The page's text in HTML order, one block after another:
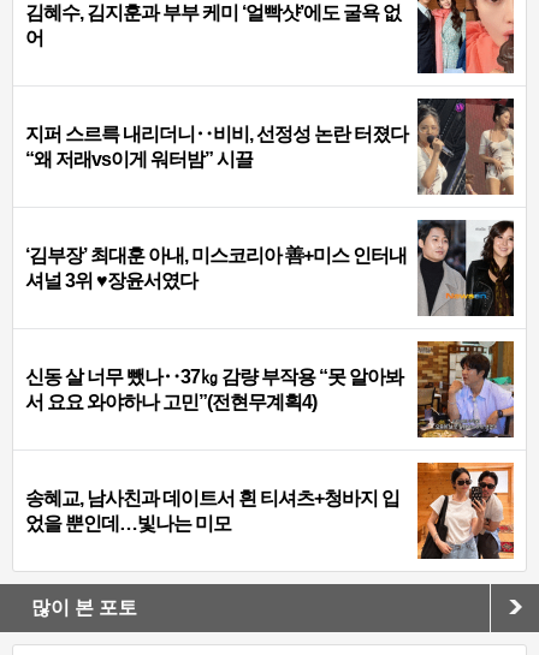
김혜수, 김지훈과 부부 케미 ‘얼빡샷’에도 굴욕 없
어
지퍼 스르륵 내리더니‥비비, 선정성 논란 터졌다
“왜 저래vs이게 워터밤” 시끌
‘김부장’ 최대훈 아내, 미스코리아 善+미스 인터내
셔널 3위 ♥장윤서였다
신동 살 너무 뺐나‥37㎏ 감량 부작용 “못 알아봐
서 요요 와야하나 고민”(전현무계획4)
송혜교, 남사친과 데이트서 흰 티셔츠+청바지 입
었을 뿐인데…빛나는 미모
많이 본 포토